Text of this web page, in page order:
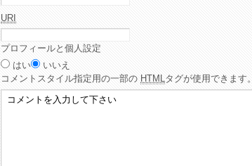
URI
プロフィールと個人設定
はい
いいえ
コメント スタイル指定用の一部の HTMLタグが使用できます。